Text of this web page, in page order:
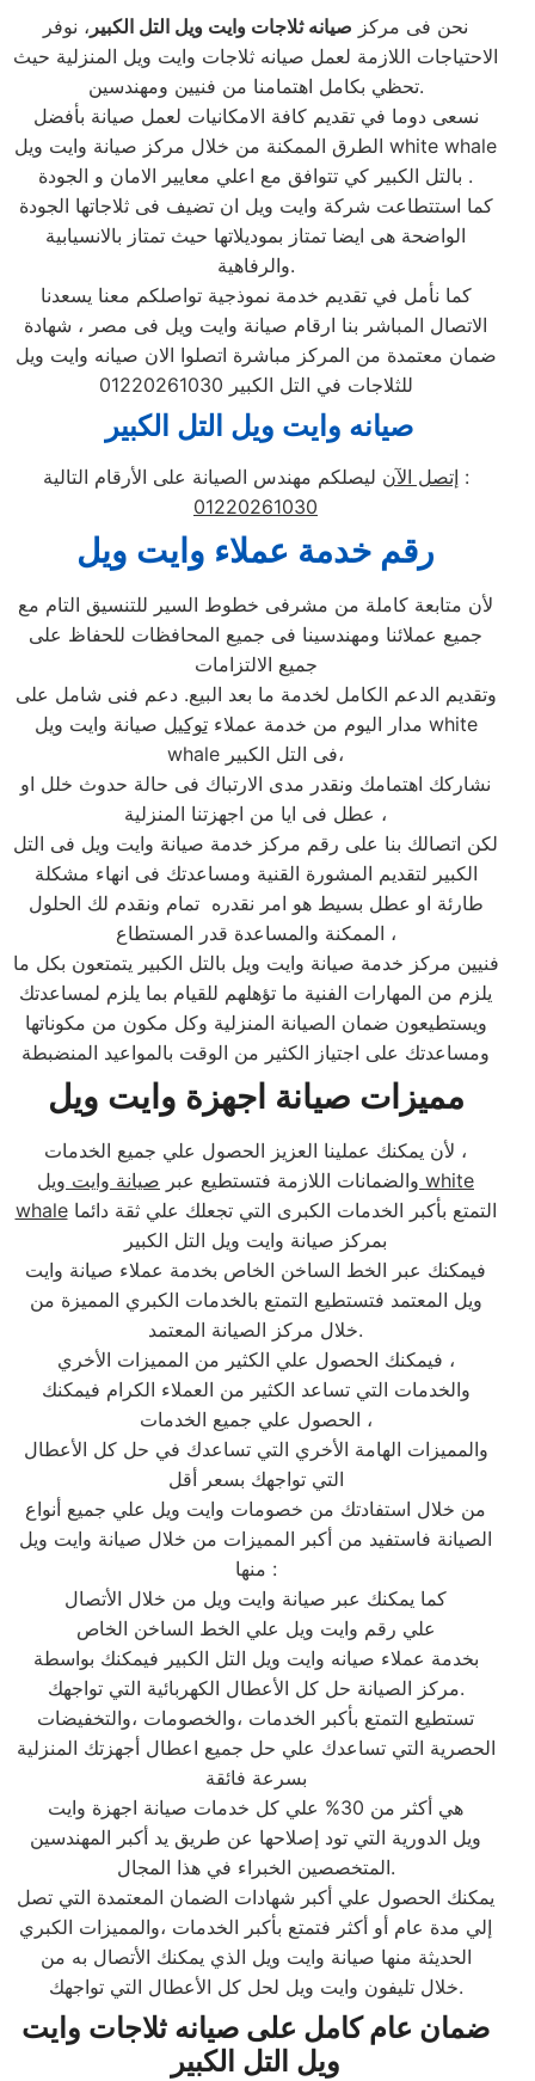
نحن فى مركز صيانه ثلاجات وايت ويل التل الكبير ، نوفر
الاحتياجات اللازمة لعمل صيانه ثلاجات وايت ويل المنزلية حيث
تحظي بكامل اهتمامنا من فنيين ومهندسين.
نسعى دوما في تقديم كافة الامكانيات لعمل صيانة بأفضل
الطرق الممكنة من خلال مركز صيانة وايت ويل white whale
بالتل الكبير كي تتوافق مع اعلي معايير الامان و الجودة .
كما استتطاعت شركة وايت ويل ان تضيف فى ثلاجاتها الجودة
الواضحة هى ايضا تمتاز بموديلاتها حيث تمتاز بالانسيابية
والرفاهية.
كما نأمل في تقديم خدمة نموذجية تواصلكم معنا يسعدنا
الاتصال المباشر بنا ارقام صيانة وايت ويل فى مصر ، شهادة
ضمان معتمدة من المركز مباشرة اتصلوا الان صيانه وايت ويل
للثلاجات في التل الكبير 01220261030
صيانه وايت ويل التل الكبير
إتصل الآن ليصلكم مهندس الصيانة على الأرقام التالية :
01220261030
رقم خدمة عملاء وايت ويل
لأن متابعة كاملة من مشرفى خطوط السير للتنسيق التام مع
جميع عملائنا ومهندسينا فى جميع المحافظات للحفاظ على
جميع الالتزامات
وتقديم الدعم الكامل لخدمة ما بعد البيع. دعم فنى شامل على
مدار اليوم من خدمة عملاءتوكيل صيانة وايت ويل white
whale فى التل الكبير،
نشاركك اهتمامك ونقدر مدى الارتباك فى حالة حدوث خلل او
عطل فى ايا من اجهزتنا المنزلية ،
لكن اتصالك بنا على رقم مركز خدمة صيانة وايت ويل فى التل
الكبير لتقديم المشورة القنية ومساعدتك فى انهاء مشكلة
طارئة او عطل بسيط هو امر نقدره تمام ونقدم لك الحلول
الممكنة والمساعدة قدر المستطاع ،
فنيين مركز خدمة صيانة وايت ويل بالتل الكبير يتمتعون بكل ما
يلزم من المهارات الفنية ما تؤهلهم للقيام بما يلزم لمساعدتك
ويستطيعون ضمان الصيانة المنزلية وكل مكون من مكوناتها
ومساعدتك على اجتياز الكثير من الوقت بالمواعيد المنضبطة
مميزات صيانة اجهزة وايت ويل
لأن يمكنك عملينا العزيز الحصول علي جميع الخدمات ،
والضمانات اللازمة فتستطيع عبر صيانة وايت ويل white
whaleالتمتع بأكبر الخدمات الكبرى التي تجعلك علي ثقة دائما
بمركز صيانة وايت ويل التل الكبير
فيمكنك عبر الخط الساخن الخاص بخدمة عملاء صيانة وايت
ويل المعتمد فتستطيع التمتع بالخدمات الكبري المميزة من
خلال مركز الصيانة المعتمد.
فيمكنك الحصول علي الكثير من المميزات الأخري ،
والخدمات التي تساعد الكثير من العملاء الكرام فيمكنك
الحصول علي جميع الخدمات ،
والمميزات الهامة الأخري التي تساعدك في حل كل الأعطال
التي تواجهك بسعر أقل
من خلال استفادتك من خصومات وايت ويل علي جميع أنواع
الصيانة فاستفيد من أكبر المميزات من خلال صيانة وايت ويل
منها :
كما يمكنك عبر صيانة وايت ويل من خلال الأتصال
علي رقم وايت ويل علي الخط الساخن الخاص
بخدمة عملاء صيانه وايت ويل التل الكبير فيمكنك بواسطة
مركز الصيانة حل كل الأعطال الكهربائية التي تواجهك.
تستطيع التمتع بأكبر الخدمات ،والخصومات ،والتخفيضات
الحصرية التي تساعدك علي حل جميع اعطال أجهزتك المنزلية
بسرعة فائقة
هي أكثر من 30% علي كل خدمات صيانة اجهزة وايت
ويل الدورية التي تود إصلاحها عن طريق يد أكبر المهندسين
المتخصصين الخبراء في هذا المجال.
يمكنك الحصول علي أكبر شهادات الضمان المعتمدة التي تصل
إلي مدة عام أو أكثر فتمتع بأكبر الخدمات ،والمميزات الكبري
الحديثة منها صيانة وايت ويل الذي يمكنك الأتصال به من
خلال تليفون وايت ويل لحل كل الأعطال التي تواجهك.
ضمان عام كامل على صيانه ثلاجات وايت
ويل التل الكبير